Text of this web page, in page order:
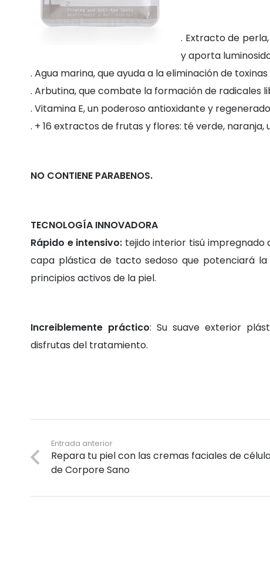
. Extracto de
y aporta
. Agua marina, que ayuda a la eliminación de
. Arbutina, que combate la formación de radicales
. Vitamina E, un poderoso antioxidante y
. + 16 extractos de frutas y flores: té verde, naranja,
NO CONTIENE PARABENOS.
TECNOLOGÍA INNOVADORA
Rápido e intensivo: tejido interior tisú
capa plástica de tacto sedoso que potenciará
principios activos de la piel.
Increiblemente práctico: Su suave exterior
disfrutas del tratamiento.
Entrada anterior
Repara tu piel con las cremas faciales de
de Corpore Sano